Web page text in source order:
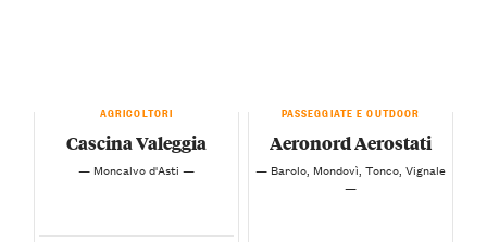
AGRICOLTORI
Cascina Valeggia
— Moncalvo d'Asti —
PASSEGGIATE E OUTDOOR
Aeronord Aerostati
— Barolo, Mondovì, Tonco, Vignale
—